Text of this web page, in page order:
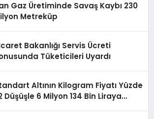
Gaz Üretiminde Savaş Kaybı 230
Metreküp
Bakanlığı Servis Ücreti
Tüketicileri Uyardı
Altının Kilogram Fiyatı Yüzde
Düşüşle 6 Milyon 134 Bin Liraya